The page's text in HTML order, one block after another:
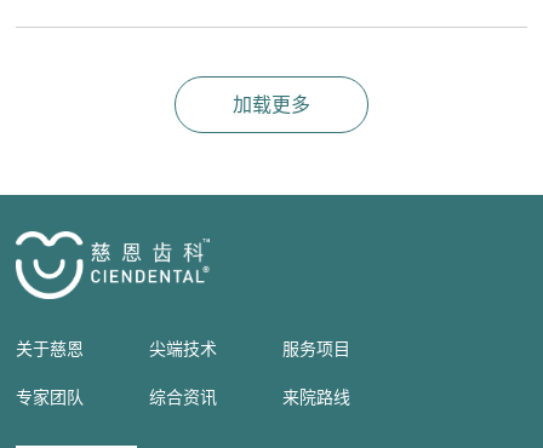
关于慈恩 尖端技术 服务项目
专家团队 综合资讯 来院路线